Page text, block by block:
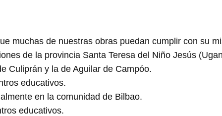
muchas de nuestras obras puedan cumplir con su
de la provincia Santa Teresa del Niño Jesús
Culiprán y la de Aguilar de Campóo.
educativos.
en la comunidad de Bilbao.
educativos.